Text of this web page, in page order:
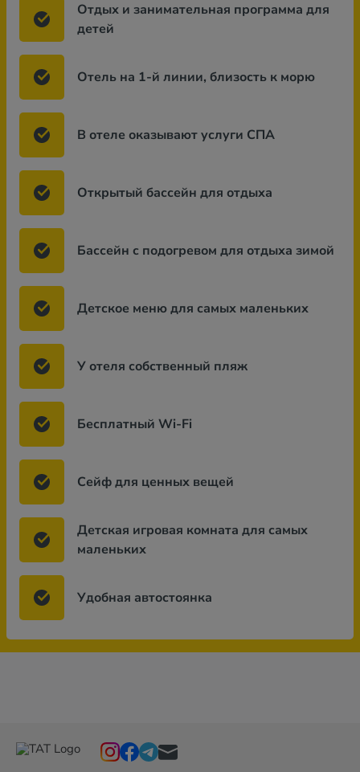
Отдых и занимательная программа для
детей
Отель на 1-й линии, близость к морю
В отеле оказывают услуги СПА
Открытый бассейн для отдыха
Бассейн с подогревом для отдыха зимой
Детское меню для самых маленьких
У отеля собственный пляж
Бесплатный Wi-Fi
Сейф для ценных вещей
Детская игровая комната для самых
маленьких
Удобная автостоянка